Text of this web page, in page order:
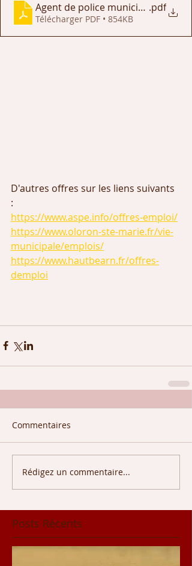
Agent de police municipale - Oloron
.pdf
Télécharger PDF • 854KB
D'autres offres sur les liens suivants
:
https://www.aspe.info/offres-emploi/
https://www.oloron-ste-marie.fr/vie-
municipale/emplois/
https://www.hautbearn.fr/offres-
demploi
Commentaires
Rédigez un commentaire...
Posts Récents